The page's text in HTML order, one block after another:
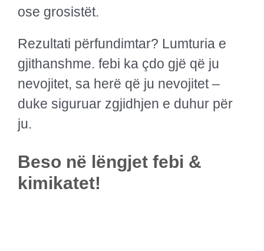
ose grosistët.
Rezultati përfundimtar? Lumturia e
gjithanshme. febi ka çdo gjë që ju
nevojitet, sa herë që ju nevojitet –
duke siguruar zgjidhjen e duhur për
ju.
Beso në lëngjet febi &
kimikatet!